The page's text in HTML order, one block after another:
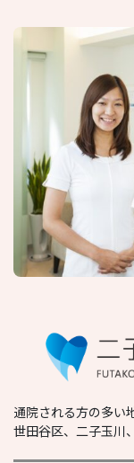
通院される方の多い
世田谷区、二子玉川